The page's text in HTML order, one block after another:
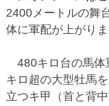
2400メートルの舞
体に軍配が上がりま
480キロ台の馬体
キロ超の大型牡馬
立つキ甲（首と背